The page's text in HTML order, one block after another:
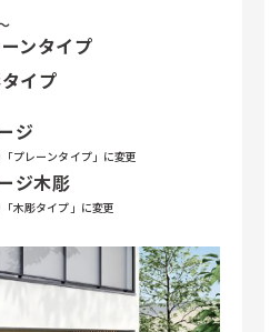
ンタイプ
イプ
ジ
プレーンタイプ」に変更
ジ木彫
木彫タイプ」に変更